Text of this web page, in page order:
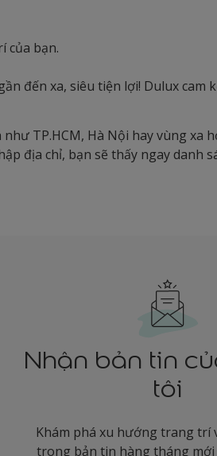
của bạn.
đến xa, siêu tiện lợi! Dulux cam
TP.HCM, Hà Nội hay vùng xa
địa chỉ, bạn sẽ thấy ngay danh
Nhận bản tin
tôi
Khám phá xu hướng trang trí
trong bản tin hàng tháng mới